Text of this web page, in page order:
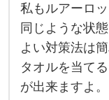
堤
に
ル
ア
私
も
ル
ア
ー
ロ
ッ
ド
私もルアーロ
同じような状
よい対策法は
タオルを当て
が出来ますよ。